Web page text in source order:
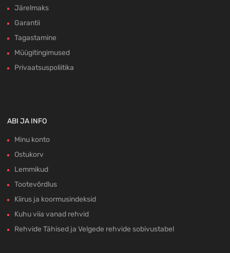
Järelmaks
Garantii
Tagastamine
Müügitingimused
Privaatsuspoliitika
ABI JA INFO
Minu konto
Ostukorv
Lemmikud
Tootevõrdlus
Kiirus ja koormusindeksid
Kuhu viia vanad rehvid
Rehvide Tähised ja Velgede rehvide sobivustabel